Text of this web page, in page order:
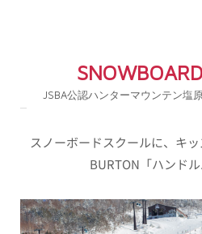
JSBA公認ハンターマウンテン塩
スノーボードスクールに、キ
BURTON「ハンド